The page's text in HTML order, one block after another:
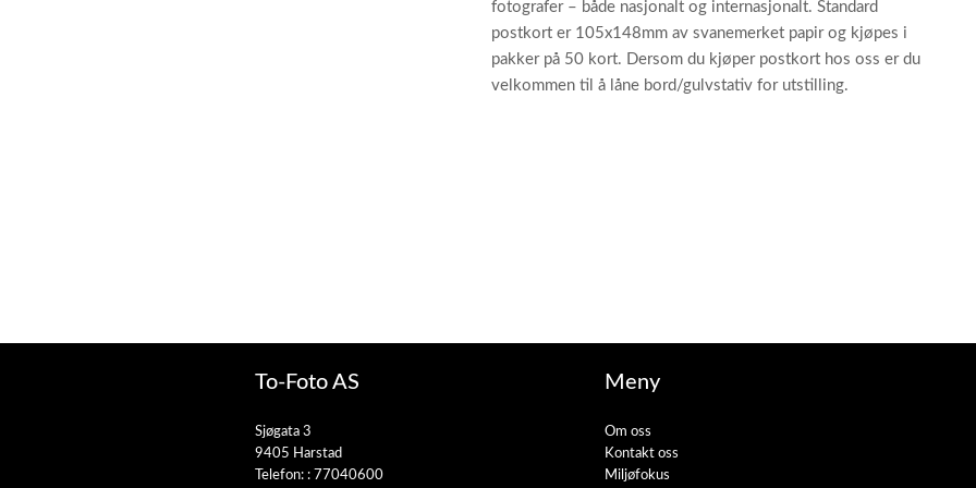
fotografer – både nasjonalt og internasjonalt. Standard
postkort er 105x148mm av svanemerket papir og kjøpes i
pakker på 50 kort. Dersom du kjøper postkort hos oss er du
velkommen til å låne bord/gulvstativ for utstilling.
To-Foto AS
Sjøgata 3
9405 Harstad
Telefon: : 77040600
Meny
Om oss
Kontakt oss
Miljøfokus